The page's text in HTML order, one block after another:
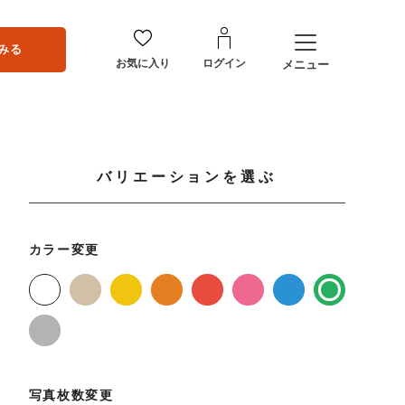
る
お気に入り ログイン メニュー
バリエーションを選ぶ
カラー変更
写真枚数変更